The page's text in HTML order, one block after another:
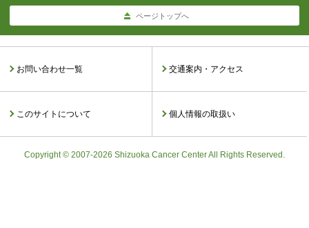
ページトップへ
お問い合わせ一覧 交通案内・アクセス
このサイトについて 個人情報の取扱い
Copyright © 2007-2026 Shizuoka Cancer Center All Rights Reserved.